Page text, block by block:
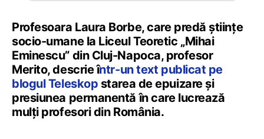
Profesoara Laura Borbe, care predă științe
socio-umane la Liceul Teoretic „Mihai
Eminescu” din Cluj-Napoca, profesor
Merito, descrie într-un text publicat pe
blogul Teleskop starea de epuizare și
presiunea permanentă în care lucrează
mulți profesori din România.